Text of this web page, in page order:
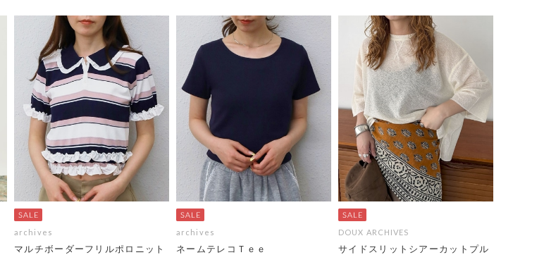
archives
マルチボーダーフリルポロニット
archives
ネームテレコＴｅｅ
DOUX ARCHIVES
サイドスリットシアーカットプル